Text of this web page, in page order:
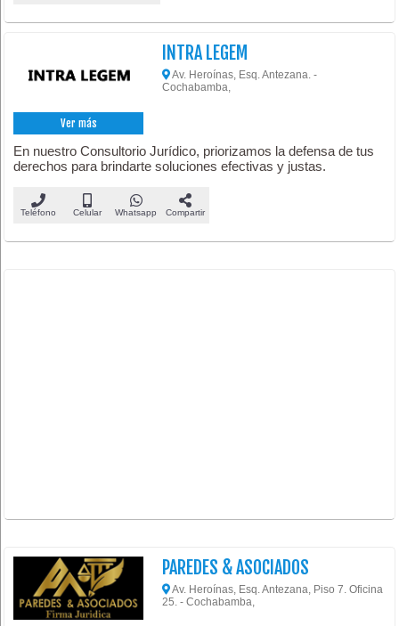
Ver más
INTRA LEGEM
Av. Heroínas, Esq. Antezana. -
Cochabamba,
En nuestro Consultorio Jurídico, priorizamos la defensa de tus
derechos para brindarte soluciones efectivas y justas.
Teléfono Celular Whatsapp Compartir
PAREDES & ASOCIADOS
Av. Heroínas, Esq. Antezana, Piso 7. Oficina
25. - Cochabamba,